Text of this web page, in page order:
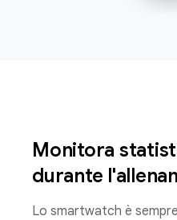
Monitora
durante
Lo smartwatch è